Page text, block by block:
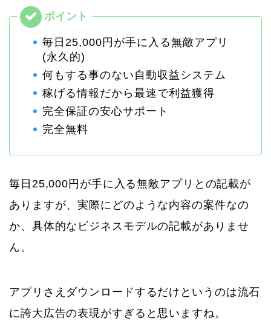
毎日25,000円が手に入る無敵アプリ
(永久的)
何もする事のない自動収益システム
稼げる情報だから最速で利益獲得
完全保証の安心サポート
完全無料
毎日25,000円が手に入る無敵アプリとの記載が
ありますが、実際にどのような内容の案件なの
か、具体的なビジネスモデルの記載がありませ
ん。
アプリさえダウンロードするだけというのは流石
に誇大広告の表現がすぎると思いますね。